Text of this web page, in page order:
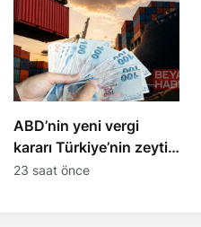
ABD’nin yeni vergi
kararı Türkiye’nin zeytin
ihracatını etkiledi
23 saat önce